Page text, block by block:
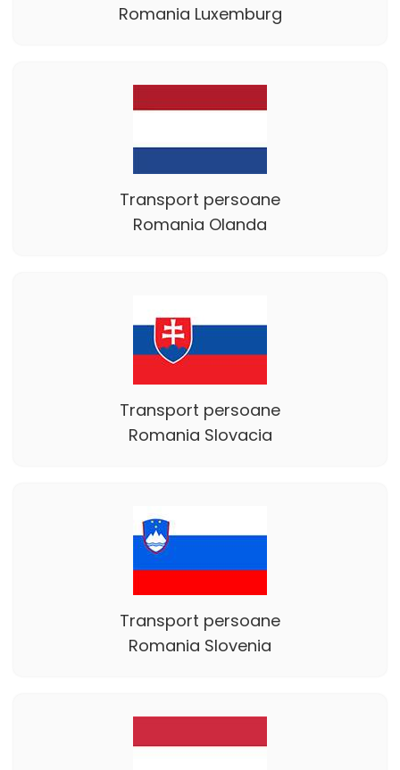
Romania Luxemburg
Transport persoane
Romania Olanda
Transport persoane
Romania Slovacia
Transport persoane
Romania Slovenia